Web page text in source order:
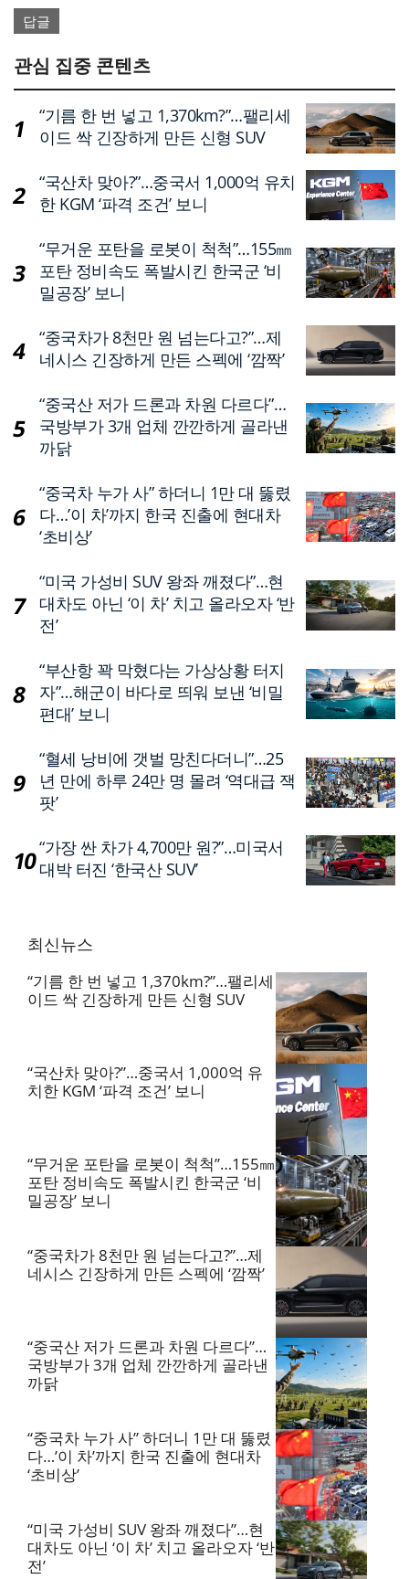
답글
관심 집중 콘텐츠
“기름 한 번 넣고 1,370km?”…팰리세
이드 싹 긴장하게 만든 신형 SUV
“국산차 맞아?”…중국서 1,000억 유치
한 KGM ‘파격 조건’ 보니
“무거운 포탄을 로봇이 척척”…155㎜
포탄 정비속도 폭발시킨 한국군 ‘비
밀공장’ 보니
“중국차가 8천만 원 넘는다고?”…제
네시스 긴장하게 만든 스펙에 ‘깜짝’
“중국산 저가 드론과 차원 다르다”…
국방부가 3개 업체 깐깐하게 골라낸
까닭
“중국차 누가 사” 하더니 1만 대 뚫렸
다…’이 차’까지 한국 진출에 현대차
‘초비상’
“미국 가성비 SUV 왕좌 깨졌다”…현
대차도 아닌 ‘이 차’ 치고 올라오자 ‘반
전’
“부산항 꽉 막혔다는 가상상황 터지
자”…해군이 바다로 띄워 보낸 ‘비밀
편대’ 보니
“혈세 낭비에 갯벌 망친다더니”…25
년 만에 하루 24만 명 몰려 ‘역대급 잭
팟’
“가장 싼 차가 4,700만 원?”…미국서
대박 터진 ‘한국산 SUV’
최신뉴스
“기름 한 번 넣고 1,370km?”…팰리세
이드 싹 긴장하게 만든 신형 SUV
“국산차 맞아?”…중국서 1,000억 유
치한 KGM ‘파격 조건’ 보니
“무거운 포탄을 로봇이 척척”…155㎜
포탄 정비속도 폭발시킨 한국군 ‘비
밀공장’ 보니
“중국차가 8천만 원 넘는다고?”…제
네시스 긴장하게 만든 스펙에 ‘깜짝’
“중국산 저가 드론과 차원 다르다”…
국방부가 3개 업체 깐깐하게 골라낸
까닭
“중국차 누가 사” 하더니 1만 대 뚫렸
다…’이 차’까지 한국 진출에 현대차
‘초비상’
“미국 가성비 SUV 왕좌 깨졌다”…현
대차도 아닌 ‘이 차’ 치고 올라오자 ‘반
전’